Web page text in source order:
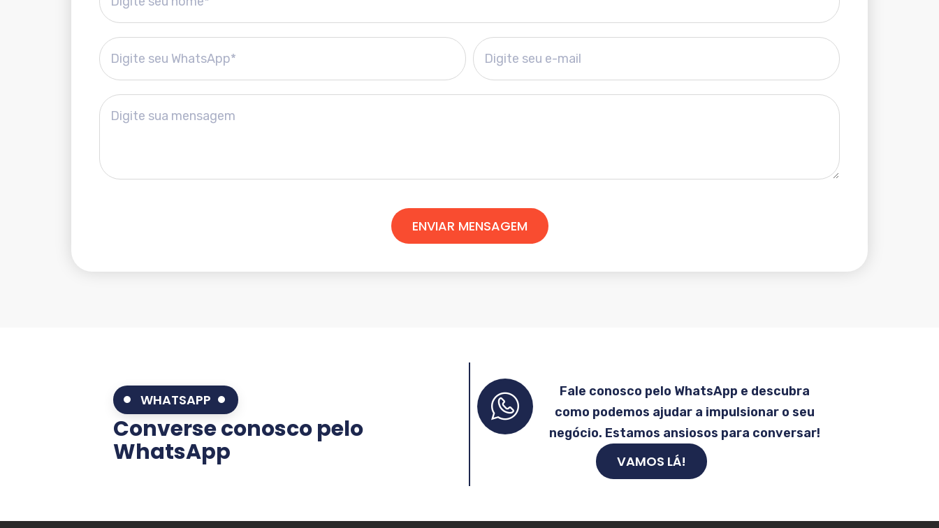
ENVIAR MENSAGEM
WHATSAPP
Converse conosco pelo
WhatsApp
Fale conosco pelo WhatsApp e descubra
como podemos ajudar a impulsionar o seu
negócio. Estamos ansiosos para conversar!
VAMOS LÁ!